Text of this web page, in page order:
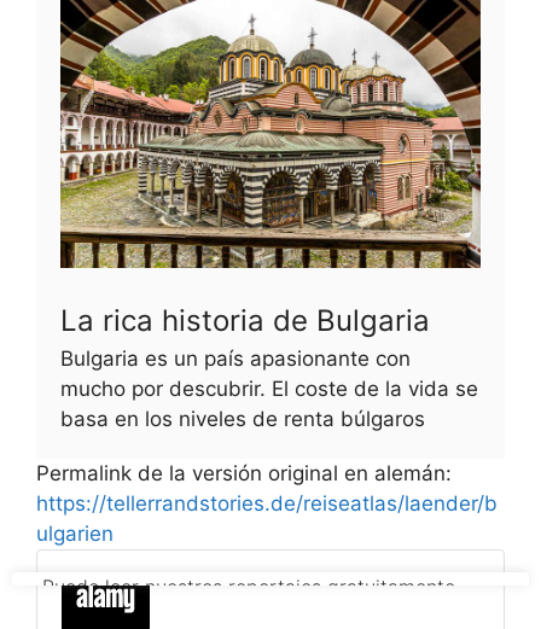
La rica historia de Bulgaria
Bulgaria es un país apasionante con
mucho por descubrir. El coste de la vida se
basa en los niveles de renta búlgaros
Permalink de la versión original en alemán:
https://tellerrandstories.de/reiseatlas/laender/b
ulgarien